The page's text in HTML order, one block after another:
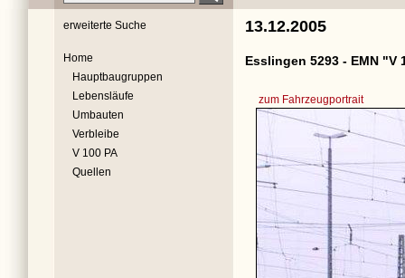
erweiterte Suche
Home
Hauptbaugruppen
Lebensläufe
Umbauten
Verbleibe
V 100 PA
Quellen
13.12.2005
Esslingen 5293 - EMN "V
zum Fahrzeugportrait